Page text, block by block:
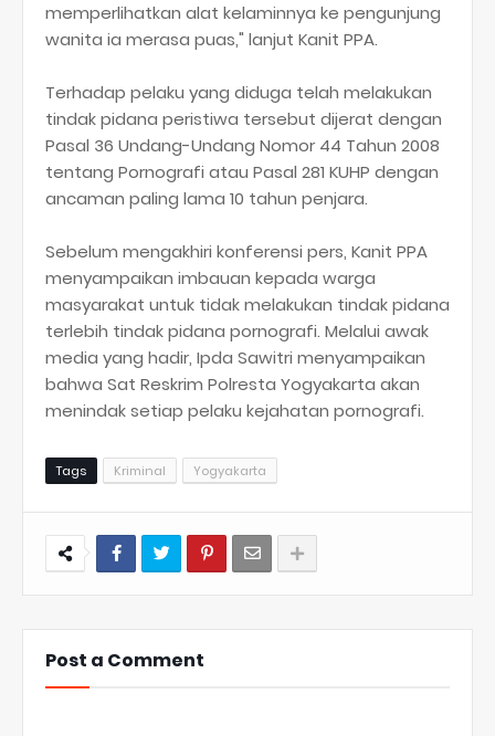
memperlihatkan alat kelaminnya ke pengunjung
wanita ia merasa puas," lanjut Kanit PPA.
Terhadap pelaku yang diduga telah melakukan
tindak pidana peristiwa tersebut dijerat dengan
Pasal 36 Undang-Undang Nomor 44 Tahun 2008
tentang Pornografi atau Pasal 281 KUHP dengan
ancaman paling lama 10 tahun penjara.
Sebelum mengakhiri konferensi pers, Kanit PPA
menyampaikan imbauan kepada warga
masyarakat untuk tidak melakukan tindak pidana
terlebih tindak pidana pornografi. Melalui awak
media yang hadir, Ipda Sawitri menyampaikan
bahwa Sat Reskrim Polresta Yogyakarta akan
menindak setiap pelaku kejahatan pornografi.
Tags Kriminal Yogyakarta
Post a Comment